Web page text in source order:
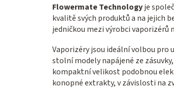
Flowermate Technologyje
kvalitě svých produktů a na jejich
jedničkou mezi výrobci vaporizérů
Vaporizéry jsou ideální volbou pro
stolní modely napájené ze
kompaktní velikost podobnou
konopné extrakty, v závislosti na